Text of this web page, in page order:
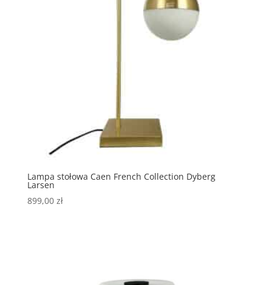
Lampa stołowa Caen French Collection Dyberg
Larsen
899,00 zł